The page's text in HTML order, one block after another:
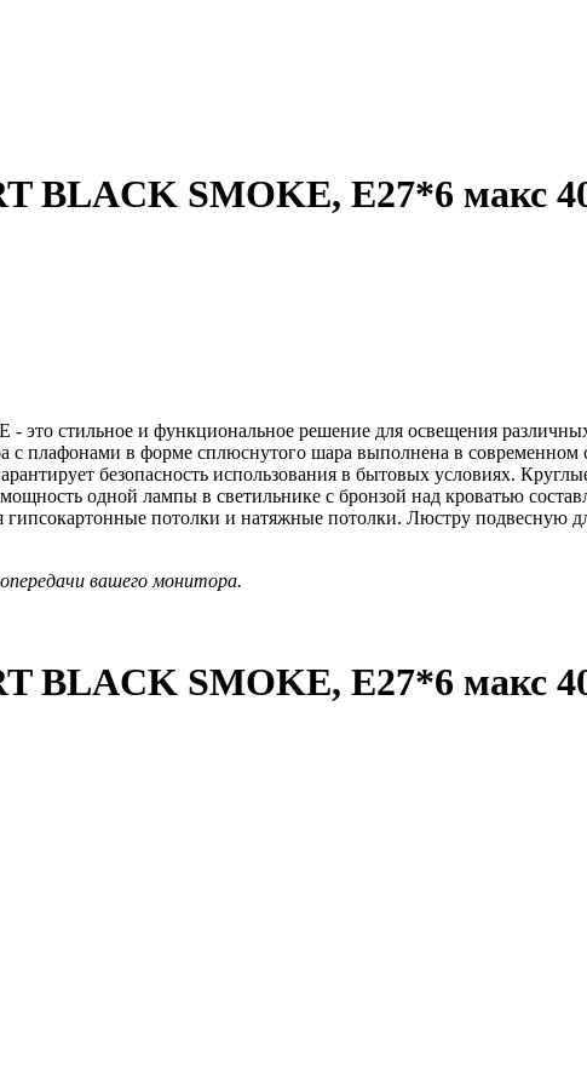
BLACK SMOKE, Е27*6 макс
это стильное и функциональное решение для освещения
плафонами в форме сплюснутого шара выполнена в современном
безопасность использования в бытовых условиях.
одной лампы в светильнике с бронзой над кроватью
гипсокартонные потолки и натяжные потолки. Люстру подвесную
вашего монитора.
BLACK SMOKE, Е27*6 макс